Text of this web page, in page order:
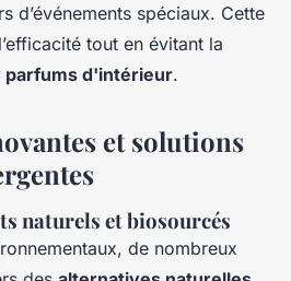
d’événements spéciaux. Cette
tout en évitant la
parfums d'intérieur.
et solutions
naturels et biosourcés
de nombreux